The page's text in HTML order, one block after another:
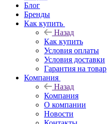
Блог
Бренды
Как купить
Назад
Как купить
Условия оплаты
Условия доставки
Гарантия на товар
Компания
Назад
Компания
О компании
Новости